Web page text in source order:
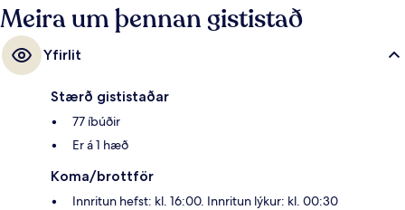
Meira um þennan gististað
Yfirlit
Stærð gististaðar
77 íbúðir
Er á 1 hæð
Koma/brottför
Innritun hefst: kl. 16:00. Innritun lýkur: kl. 00:30